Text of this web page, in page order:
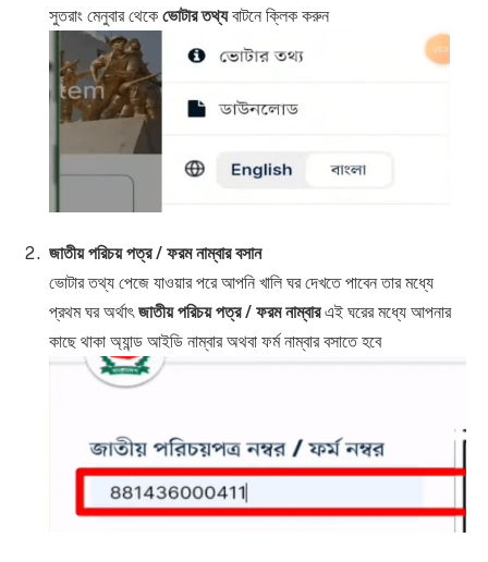
সুতরাং মেনুবার থেকে ভোটার তথ্যবাটনে ক্লিক করুন
জাতীয় পরিচয় পত্র / ফরম নাম্বার বসান
ভোটার তথ্য পেজে যাওয়ার পরে আপনি খালি ঘর দেখতে পাবেন তার মধ্যে
প্রথম ঘর অর্থাৎজাতীয় পরিচয় পত্র / ফরম নাম্বারএই ঘরের মধ্যে আপনার
কাছে থাকা অ্যান্ড আইডি নাম্বার অথবা ফর্ম নাম্বার বসাতে হবে